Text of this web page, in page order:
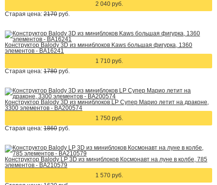
2 040 руб.
Старая цена: 2170 руб.
Конструктор Balody 3D из миниблоков Kaws большая фигурка, 1360
элементов - BA16241
1 710 руб.
Старая цена: 1780 руб.
Конструктор Balody 3D из миниблоков LP Супер Марио летит на драконе,
3300 элементов - BA200574
1 750 руб.
Старая цена: 1860 руб.
Конструктор Balody LP 3D из миниблоков Космонавт на луне в колбе, 785
элементов - BA210579
1 570 руб.